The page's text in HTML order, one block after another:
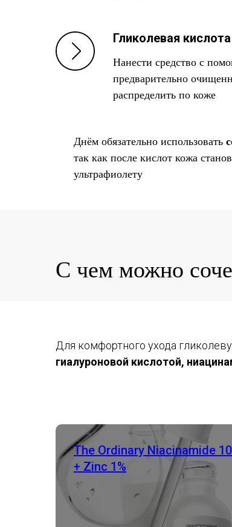
Гликолевая
Нанести средство с
предварительно
распределить по коже
Днём обязательно использовать
так как после кислот кожа
ультрафиолету
С чем можно
Для комфортного ухода
гиалуроновой кислотой,
The Ordinary Niacinamide
+ Zinc 1%